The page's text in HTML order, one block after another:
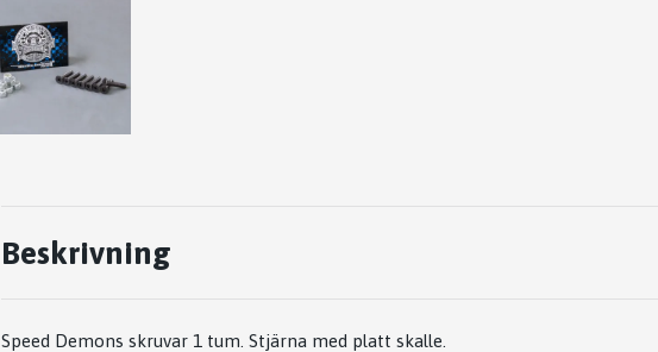
Beskrivning
Speed Demons skruvar 1 tum. Stjärna med platt skalle.